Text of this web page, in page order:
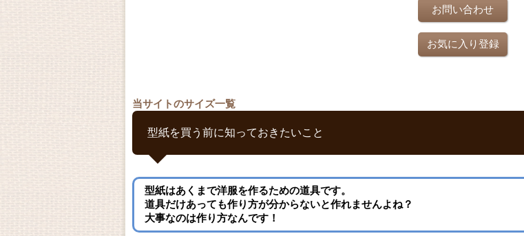
お問い合わせ
お気に入り登録
当サイトのサイズ一覧
型紙を買う前に知っておきたいこと
型紙はあくまで洋服を作るための道具です。
道具だけあっても作り方が分からないと作れませんよね？
大事なのは作り方なんです！